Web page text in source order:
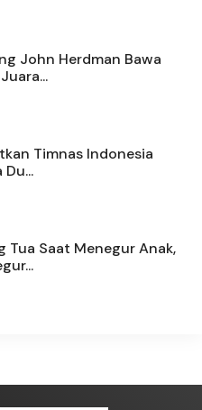
John Herdman Bawa
Timnas Indonesia
Tua Saat Menegur Anak,